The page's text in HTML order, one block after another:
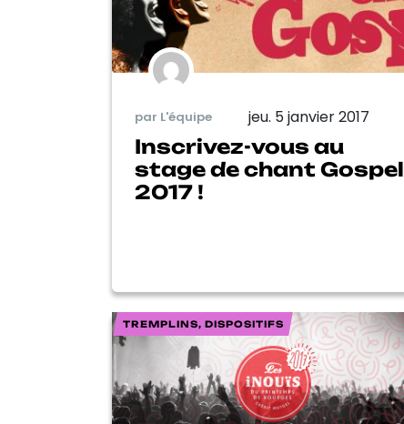
par L'équipe jeu. 5 janvier 2017
Inscrivez-vous au
stage de chant Gospel
2017 !
TREMPLINS, DISPOSITIFS